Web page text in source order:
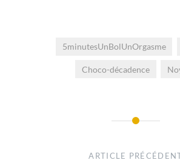
5minutesUnBolUnOrgasme
Choco-décadence
ARTICLE